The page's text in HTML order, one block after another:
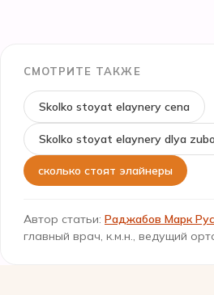
СМОТРИТЕ ТАКЖЕ
Skolko stoyat elaynery cena
Skolko stoyat elaynery dlya
сколько стоят элайнеры
Автор статьи: Раджабов Марк
главный врач, к.м.н., ведущий